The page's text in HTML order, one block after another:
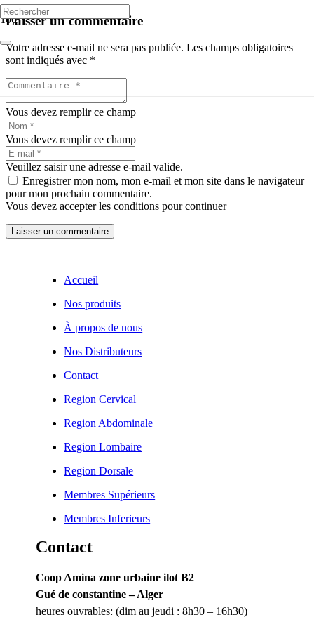
Laisser un commentaire
Votre adresse e-mail ne sera pas publiée. Les champs obligatoires
sont indiqués avec *
Vous devez remplir ce champ
Vous devez remplir ce champ
Veuillez saisir une adresse e-mail valide.
Enregistrer mon nom, mon e-mail et mon site dans le navigateur
pour mon prochain commentaire.
Vous devez accepter les conditions pour continuer
Laisser un commentaire
Accueil
Nos produits
À propos de nous
Nos Distributeurs
Contact
Region Cervical
Region Abdominale
Region Lombaire
Region Dorsale
Membres Supérieurs
Membres Inferieurs
Contact
Coop Amina zone urbaine ilot B2
Gué de constantine – Alger
heures ouvrables: (dim au jeudi : 8h30 – 16h30)